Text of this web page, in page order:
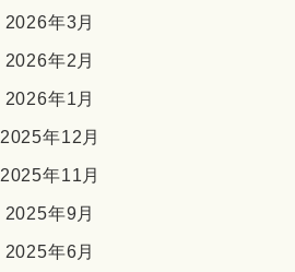
2026年3月
2026年2月
2026年1月
2025年12月
2025年11月
2025年9月
2025年6月